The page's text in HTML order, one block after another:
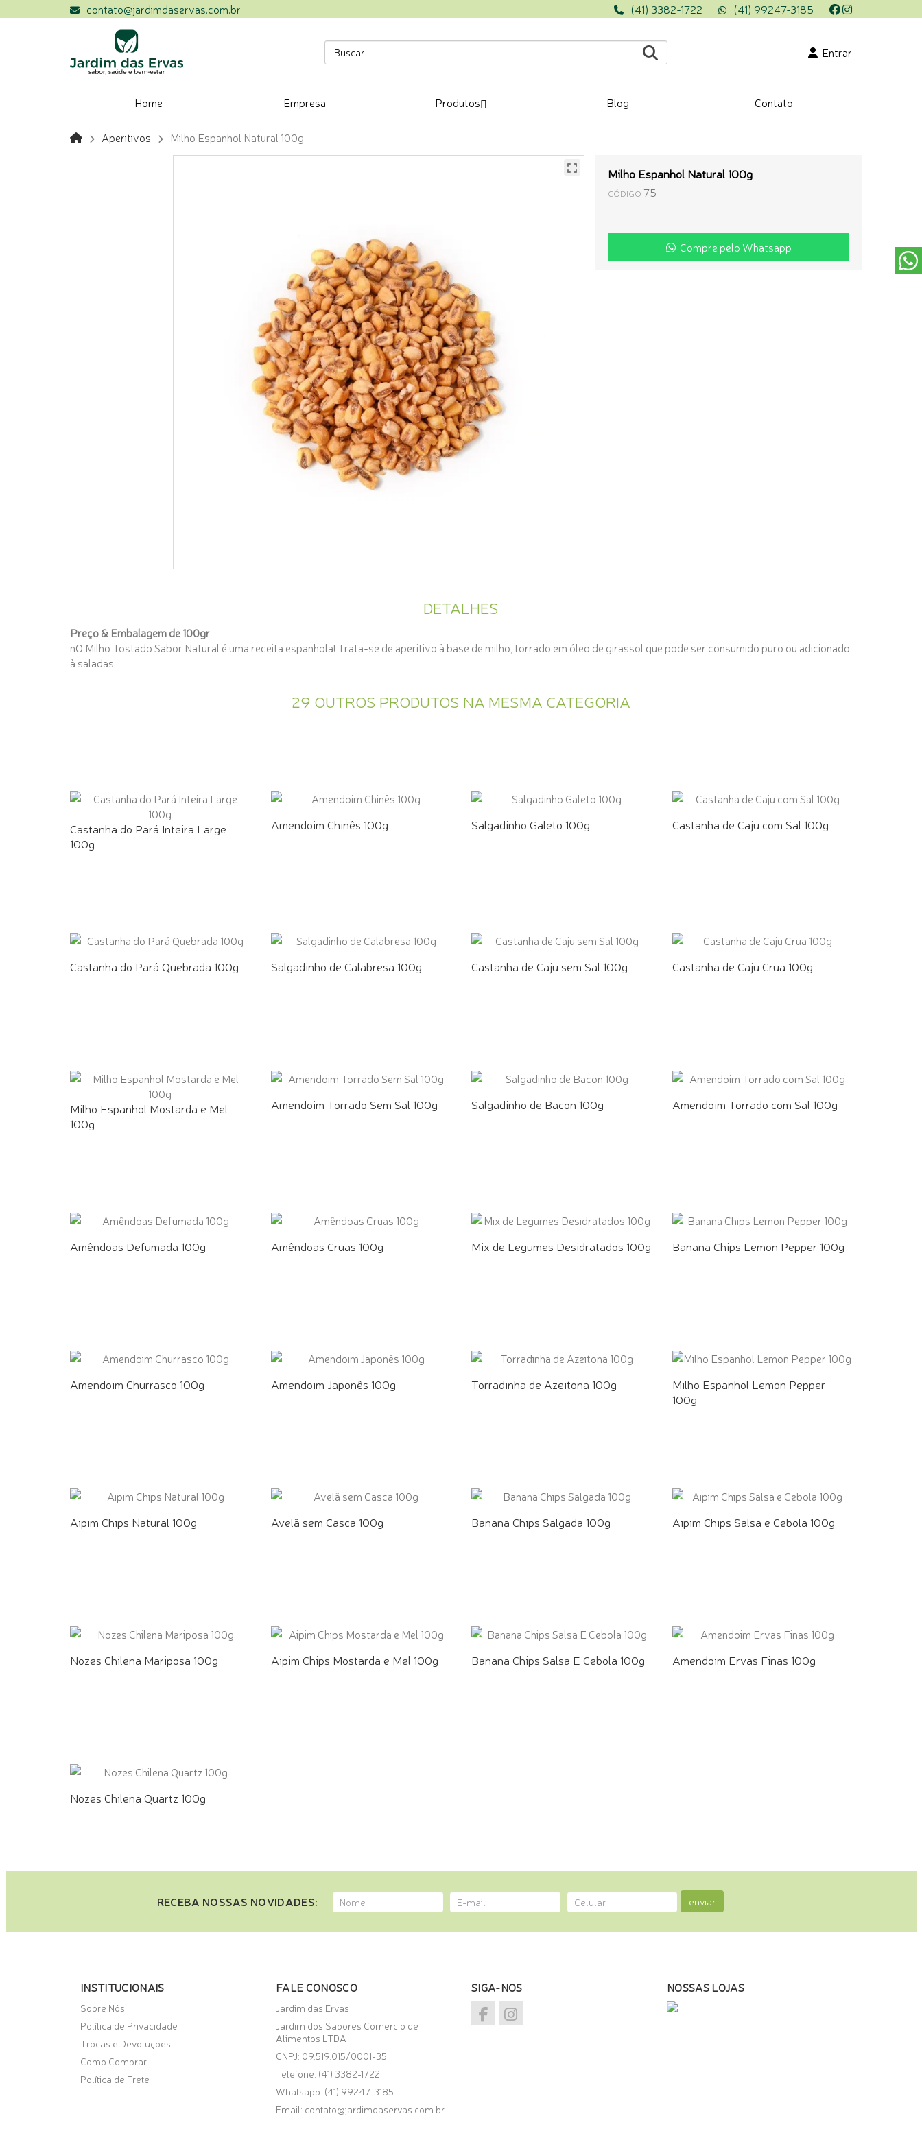
contato@jardimdaservas.com.br (41) 3382-1722 (41) 99247-3185
Entrar
Home Empresa Produtos Blog Contato
Aperitivos Milho Espanhol Natural 100g
Milho Espanhol Natural 100g
CÓDIGO 75
Compre pelo Whatsapp
DETALHES
Preço & Embalagem de 100gr
nO Milho Tostado Sabor Natural é uma receita espanhola! Trata-se de aperitivo à base de milho, torrado em óleo de girassol que pode ser consumido puro ou adicionado
à saladas.
29 OUTROS PRODUTOS NA MESMA CATEGORIA
Castanha do Pará Inteira Large
100g
Amendoim Chinês 100g Salgadinho Galeto 100g Castanha de Caju com Sal 100g
Castanha do Pará Quebrada 100g Salgadinho de Calabresa 100g Castanha de Caju sem Sal 100g Castanha de Caju Crua 100g
Milho Espanhol Mostarda e Mel
100g
Amendoim Torrado Sem Sal 100g Salgadinho de Bacon 100g Amendoim Torrado com Sal 100g
Amêndoas Defumada 100g Amêndoas Cruas 100g Mix de Legumes Desidratados 100g Banana Chips Lemon Pepper 100g
Amendoim Churrasco 100g Amendoim Japonês 100g Torradinha de Azeitona 100g
Milho Espanhol Lemon Pepper
100g
Aipim Chips Natural 100g Avelã sem Casca 100g Banana Chips Salgada 100g Aipim Chips Salsa e Cebola 100g
Nozes Chilena Mariposa 100g Aipim Chips Mostarda e Mel 100g Banana Chips Salsa E Cebola 100g Amendoim Ervas Finas 100g
Nozes Chilena Quartz 100g
RECEBA NOSSAS NOVIDADES: enviar
INSTITUCIONAIS
Sobre Nós
Política de Privacidade
Trocas e Devoluções
Como Comprar
Política de Frete
FALE CONOSCO
Jardim das Ervas
Jardim dos Sabores Comercio de
Alimentos LTDA
CNPJ: 09.519.015/0001-35
Telefone: (41) 3382-1722
Whatsapp: (41) 99247-3185
Email: contato@jardimdaservas.com.br
SIGA-NOS NOSSAS LOJAS